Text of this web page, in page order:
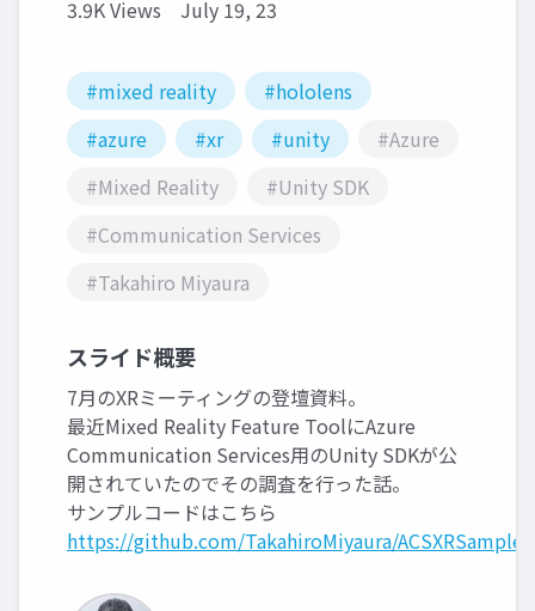
3.9K Views July 19, 23
#mixed reality
#hololens
#azure
#xr #unity
#Azure
#Mixed Reality
#Unity SDK
#Communication Services
#Takahiro Miyaura
スライド概要
7月のXRミーティングの登壇資料。
最近Mixed Reality Feature ToolにAzure
Communication Services用のUnity SDKが公
開されていたのでその調査を行った話。
サンプルコードはこちら
https://github.com/TakahiroMiyaura/ACSXRSamples